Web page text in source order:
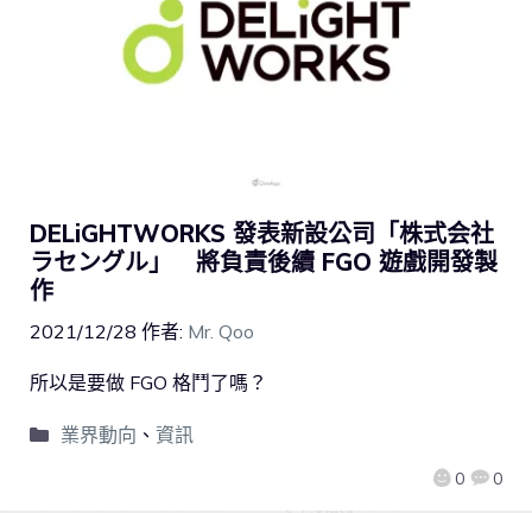
DELiGHTWORKS 發表新設公司「株式会社
ラセングル」 將負責後續 FGO 遊戲開發製
作
2021/12/28 作者: Mr. Qoo
0 0
所以是要做 FGO 格鬥了嗎？
業界動向 、 資訊